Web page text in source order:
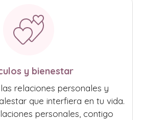
y bienestar
relaciones personales y
que interfiera en tu vida.
personales, contigo